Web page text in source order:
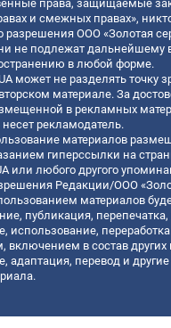
права, защищаемые
и смежных правах»,
разрешения ООО «Золотая
не подлежат дальнейшему
в любой форме.
может не разделять точку
материале. За
в рекламных
несет рекламодатель.
материалов
гиперссылки на
или любого другого
Редакции/ООО
материалов
публикация,
использование,
включением в состав других
адаптация, перевод и
медиа — «OBOZ.UA»